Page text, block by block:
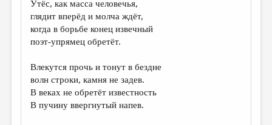
ИЗБРАННОЕ
ДАЙДЖЕСТ
ПЕРЕВОДЫ
КОНКУРСЫ
Утёс, как масса человечья,
глядит вперёд и молча ждёт,
когда в борьбе конец извечный
поэт-упрямец обретёт.
Влекутся прочь и тонут в бездне
волн строки, камня не задев.
В веках не обретёт известность
В пучину ввергнутый напев.